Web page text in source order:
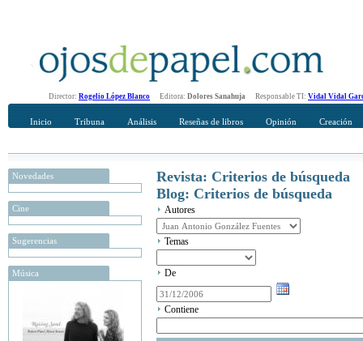
Director: Rogelio López Blanco Editora: Dolores Sanahuja Responsable TI: Vidal Vidal
Inicio Tribuna Análisis Reseñas de libros Opinión Creación
Novedades
Cine
Sugerencias
Música
Revista: Criterios de búsqueda
Blog: Criterios de búsqueda
Autores
Temas
De
Contiene